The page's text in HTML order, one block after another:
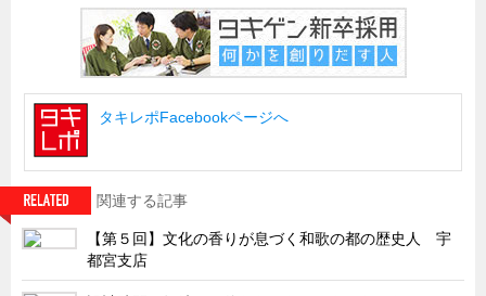
配電盤・分電盤・キュービクル
医療・福祉・介護関連
ロボット・自動化装置関連
二次電池関連
EV・PHEV充電器関連
再生可能エネルギー
農業関連
半導体製造装置関連
タキレポFacebookページへ
関連する記事
【第５回】文化の香りが息づく和歌の都の歴史人 宇
都宮支店